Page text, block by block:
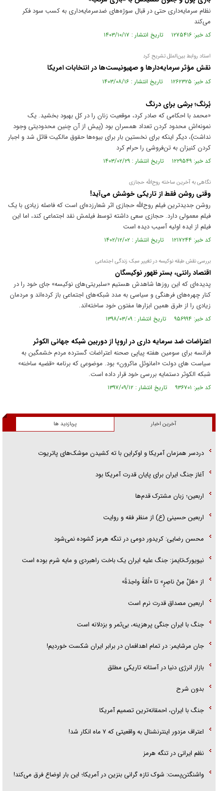
نظام سرمایه‌داری حتی در قبال سوژه‌های ضدسرمایه‌داری به کسب سود فکر
می‌کند
کد خبر: ۱۲۷۵۴۱۶ تاریخ انتشار : ۱۴۰۳/۱۰/۱۷
استاد روابط بین‌الملل تشریح کرد
نقش مؤثر سرمایه‌دار‌ها و صهیونیست‌ها در انتخابات امریکا
کد خبر: ۱۲۶۲۳۲۵ تاریخ انتشار : ۱۴۰۳/۰۸/۱۶
بُرنگ؛ برشی برای درنگ
«محمد با احکامی که صادر کرد، موقعیت زنان را در کل بهبود بخشید. یک
نمونه‌اش محدود کردن تعداد همسران بود (پیش از آن چنین محدودیتی وجود
نداشت)، دیگر اینکه برای نخستین بار برای بیوه‌ها حقوق مالکیت قائل شد و اجبار
کردن کنیزان به تن‌فروشی را حرام کرد
کد خبر: ۱۲۲۹۵۴۹ تاریخ انتشار : ۱۴۰۳/۰۲/۲۹
نگاهی به آخرین ساخته روح‌الله حجازی
وقتی روشن فقط از تاریکی خوشش می‌آید!
روشن جدیدترین فیلم روح‌الله حجازی اثر شعار‌زده‌ای است که فاصله زیادی با یک
فیلم معمولی دارد. حجازی سعی داشته توسط فیلمش نقد اجتماعی کند، اما این
فیلم از ایده اولیه آسیب دیده است
کد خبر: ۱۲۱۷۲۴۴ تاریخ انتشار : ۱۴۰۲/۱۲/۰۲
بررسی نقش طبقه نوکیسه در تغییر سبک زندگی اجتماعی
اقتصاد رانتی، بستر ظهور نوکیسگان
پدیده‌ای که این روز‌ها شاهدش هستیم «سلبریتی‌های نوکیسه» جای خود را در
کنار چهره‌های فرهنگی و سیاسی به مدد شبکه‌های اجتماعی باز کرده‌اند و مردمان
زیادی را از طرق همین ابزار‌ها مفتون خود ساخته‌اند.
کد خبر: ۹۵۶۹۹۴ تاریخ انتشار : ۱۳۹۸/۰۳/۰۹
اعتراضات ضد سرمایه داری در اروپا از دوربین شبکه جهانی الکوثر
فرانسه برای سومین هفته پیاپی صحنه اعتراضات گسترده مردم خشمگین به
سیاست های دولت «امانوئل ماکرون» بود. موضوعی که برنامه «قضیه ساخنه»
شبکه الکوثر دستمایه بررسی خود قرار داده است.
کد خبر: ۹۳۶۷۰۱ تاریخ انتشار : ۱۳۹۷/۰۹/۱۲
آخرین اخبار پربازدید ها
دردسر همزمان آمریکا و اوکراین با ته کشیدن موشک‌های پاتریوت
آغاز جنگ ایران برای پایان قدرت آمریکا بود
اربعین؛ زبان مشترک قدم‌ها
اربعین حسینی (ع) از منظر فقه و روایت
محسن رضایی: کریدور دومی در تنگه هرمز گشوده نمی‌شود
نیویورک‌تایمز: جنگ علیه ایران یک باخت راهبردی و مایه شرم بوده است
از «هَلْ مِنْ ناصِرٍ» تا «اُمَّةً واحِدَةً»
اربعین مصداق قدرت نرم است
جنگ با ایران جنگی پرهزینه، بی‌ثمر و بزدلانه است
جان مرشایمر: در تمام اهدافمان در برابر ایران شکست خوردیم!
بازار انرژی دنیا در آستانه تاریکی مطلق
بدون شرح
جنگ با ایران، احمقانه‌ترین تصمیم آمریکا
اعتراف مزدور اینترنشنال به واقعیتی که ۷ ماه انکار شد!
نظم ایرانی در تنگه هرمز
واشنگتن‌پست: شوک تازه گرانی بنزین در آمریکا؛ این بار اوضاع فرق می‌کند!